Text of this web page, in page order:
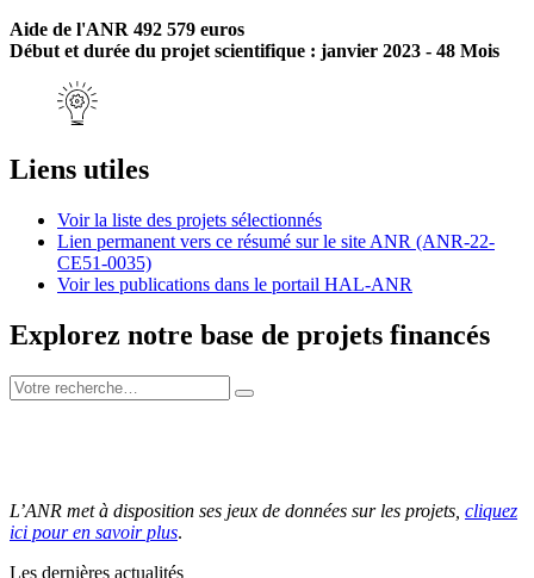
Aide de l'ANR 492 579 euros
Début et durée du projet scientifique : janvier 2023 - 48 Mois
Liens utiles
Voir la liste des projets sélectionnés
Lien permanent vers ce résumé sur le site ANR (ANR-22-
CE51-0035)
Voir les publications dans le portail HAL-ANR
Explorez notre base de projets financés
L’ANR met à disposition ses jeux de données sur les projets, cliquez
ici pour en savoir plus.
Les dernières actualités